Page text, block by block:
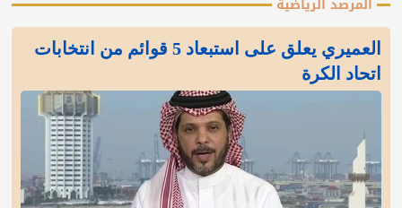
المرصد الرياضية
العميري يعلق على استبعاد 5 قوائم من انتخابات
اتحاد الكرة